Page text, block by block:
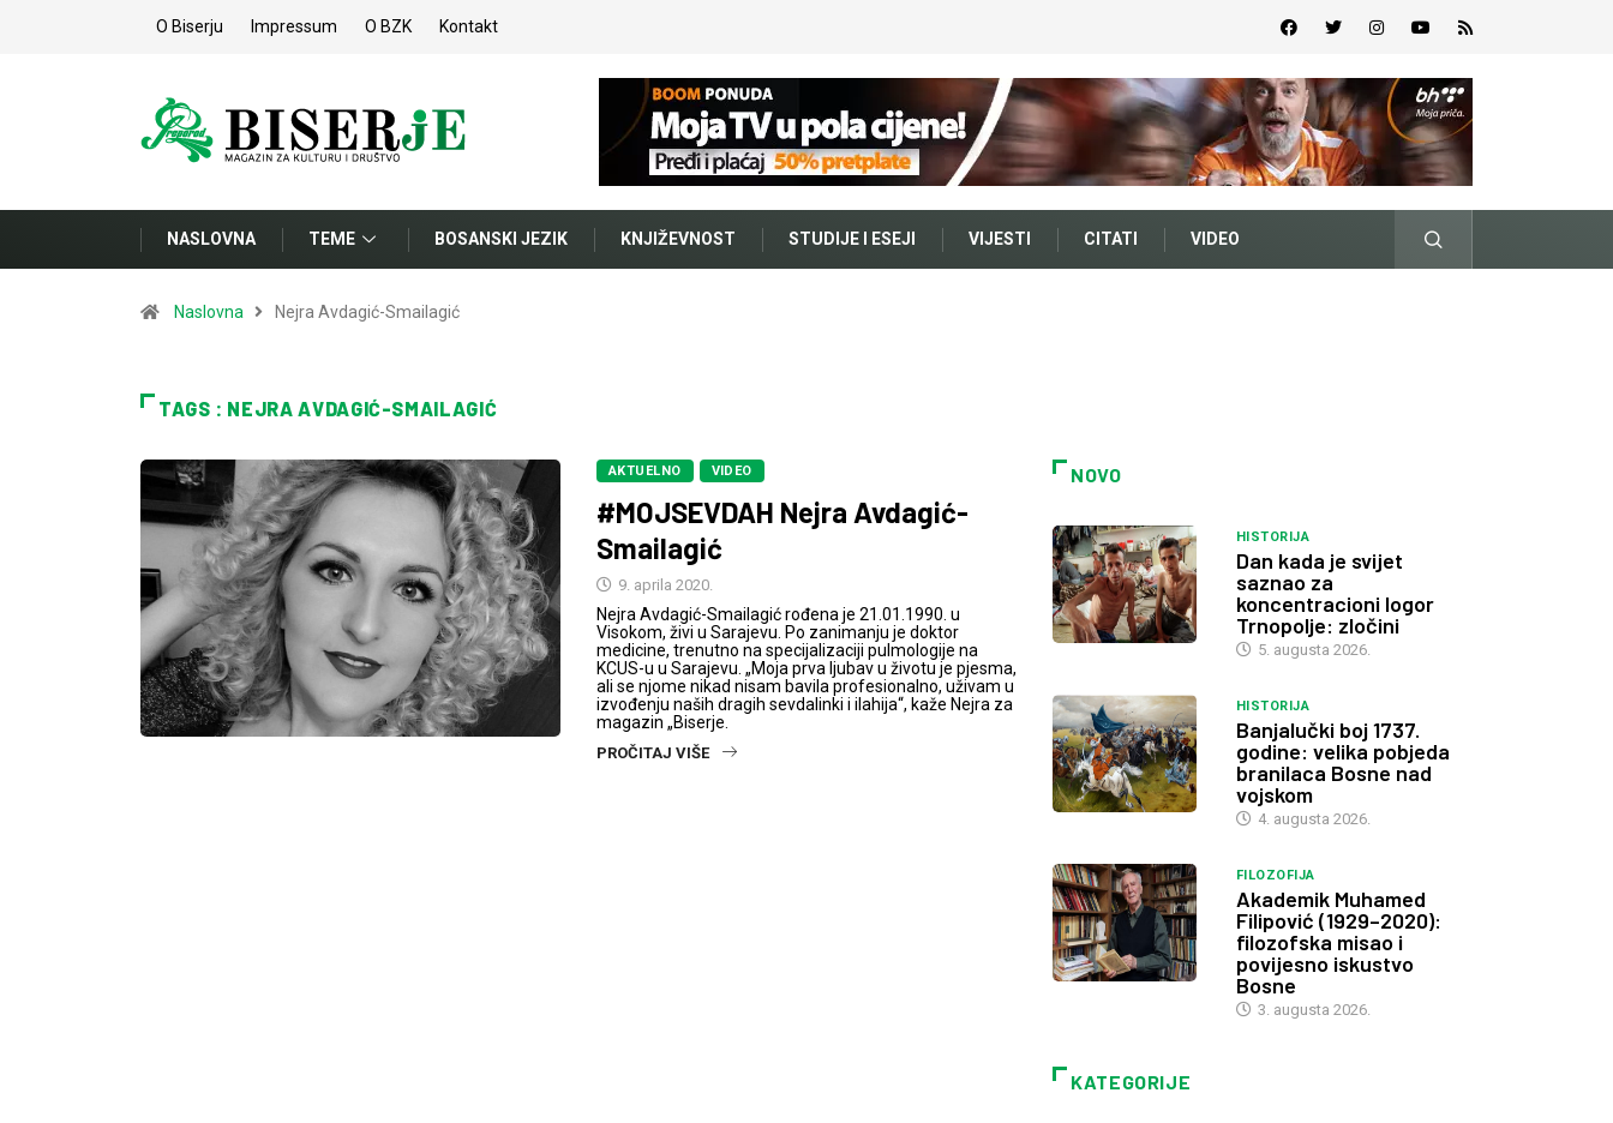
O Biserju Impressum O BZK Kontakt
NASLOVNA TEME BOSANSKI JEZIK KNJIŽEVNOST STUDIJE I ESEJI VIJESTI CITATI VIDEO
Naslovna Nejra Avdagić-Smailagić
TAGS : NEJRA AVDAGIĆ-SMAILAGIĆ
AKTUELNO VIDEO
#MOJSEVDAH Nejra Avdagić-
Smailagić
9. aprila 2020.
Nejra Avdagić-Smailagić rođena je 21.01.1990. u
Visokom, živi u Sarajevu. Po zanimanju je doktor
medicine, trenutno na specijalizaciji pulmologije na
KCUS-u u Sarajevu. „Moja prva ljubav u životu je pjesma,
ali se njome nikad nisam bavila profesionalno, uživam u
izvođenju naših dragih sevdalinki i ilahija“, kaže Nejra za
magazin „Biserje.
PROČITAJ VIŠE
NOVO
HISTORIJA
Dan kada je svijet
saznao za
koncentracioni logor
Trnopolje: zločini
5. augusta 2026.
HISTORIJA
Banjalučki boj 1737.
godine: velika pobjeda
branilaca Bosne nad
vojskom
4. augusta 2026.
FILOZOFIJA
Akademik Muhamed
Filipović (1929–2020):
filozofska misao i
povijesno iskustvo
Bosne
3. augusta 2026.
KATEGORIJE